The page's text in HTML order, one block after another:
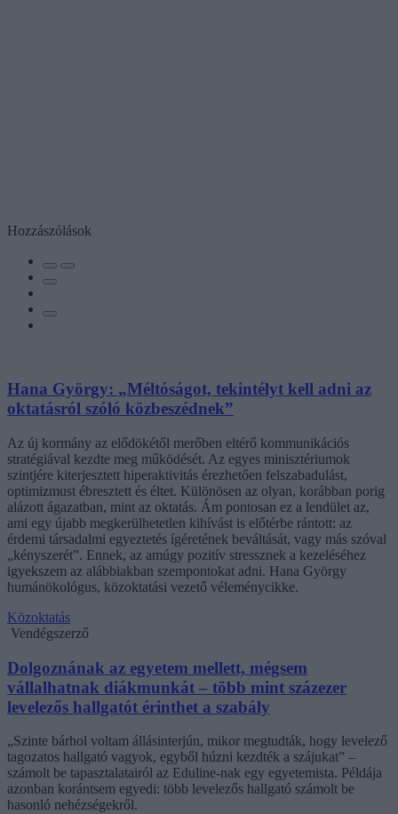
Hozzászólások
Hana György: „Méltóságot, tekintélyt kell adni az
oktatásról szóló közbeszédnek”
Az új kormány az elődökétől merőben eltérő kommunikációs
stratégiával kezdte meg működését. Az egyes minisztériumok
szintjére kiterjesztett hiperaktivitás érezhetően felszabadulást,
optimizmust ébresztett és éltet. Különösen az olyan, korábban porig
alázott ágazatban, mint az oktatás. Ám pontosan ez a lendület az,
ami egy újabb megkerülhetetlen kihívást is előtérbe rántott: az
érdemi társadalmi egyeztetés ígéretének beváltását, vagy más szóval
„kényszerét”. Ennek, az amúgy pozitív stressznek a kezeléséhez
igyekszem az alábbiakban szempontokat adni. Hana György
humánökológus, közoktatási vezető véleménycikke.
Közoktatás
Vendégszerző
Dolgoznának az egyetem mellett, mégsem
vállalhatnak diákmunkát – több mint százezer
levelezős hallgatót érinthet a szabály
„Szinte bárhol voltam állásinterjún, mikor megtudták, hogy levelező
tagozatos hallgató vagyok, egyből húzni kezdték a szájukat” –
számolt be tapasztalatairól az Eduline-nak egy egyetemista. Példája
azonban korántsem egyedi: több levelezős hallgató számolt be
hasonló nehézségekről.